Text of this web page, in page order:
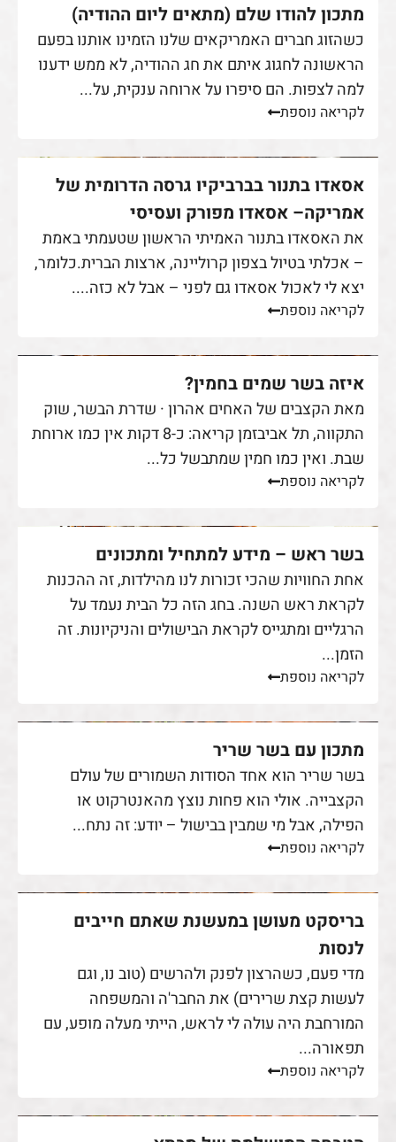
מתכון להודו שלם (מתאים ליום ההודיה)
כשהזוג חברים האמריקאים שלנו הזמינו אותנו בפעם
הראשונה לחגוג איתם את חג ההודיה, לא ממש ידענו
למה לצפות. הם סיפרו על ארוחה ענקית, על...
לקריאה נוספת
אסאדו בתנור בברביקיו גרסה הדרומית של
אמריקה– אסאדו מפורק ועסיסי
את האסאדו בתנור האמיתי הראשון שטעמתי באמת
– אכלתי בטיול בצפון קרוליינה, ארצות הברית.כלומר,
יצא לי לאכול אסאדו גם לפני – אבל לא כזה....
לקריאה נוספת
איזה בשר שמים בחמין?
מאת הקצבים של האחים אהרון · שדרת הבשר, שוק
התקווה, תל אביבזמן קריאה: כ-8 דקות אין כמו ארוחת
שבת. ואין כמו חמין שמתבשל כל...
לקריאה נוספת
בשר ראש – מידע למתחיל ומתכונים
אחת החוויות שהכי זכורות לנו מהילדות, זה ההכנות
לקראת ראש השנה. בחג הזה כל הבית נעמד על
הרגליים ומתגייס לקראת הבישולים והניקיונות. זה
הזמן...
לקריאה נוספת
מתכון עם בשר שריר
בשר שריר הוא אחד הסודות השמורים של עולם
הקצבייה. אולי הוא פחות נוצץ מהאנטרקוט או
הפילה, אבל מי שמבין בבישול – יודע: זה נתח...
לקריאה נוספת
בריסקט מעושן במעשנת שאתם חייבים
לנסות
מדי פעם, כשהרצון לפנק ולהרשים (טוב נו, וגם
לעשות קצת שרירים) את החבר'ה והמשפחה
המורחבת היה עולה לי לראש, הייתי מעלה מופע, עם
תפאורה...
לקריאה נוספת